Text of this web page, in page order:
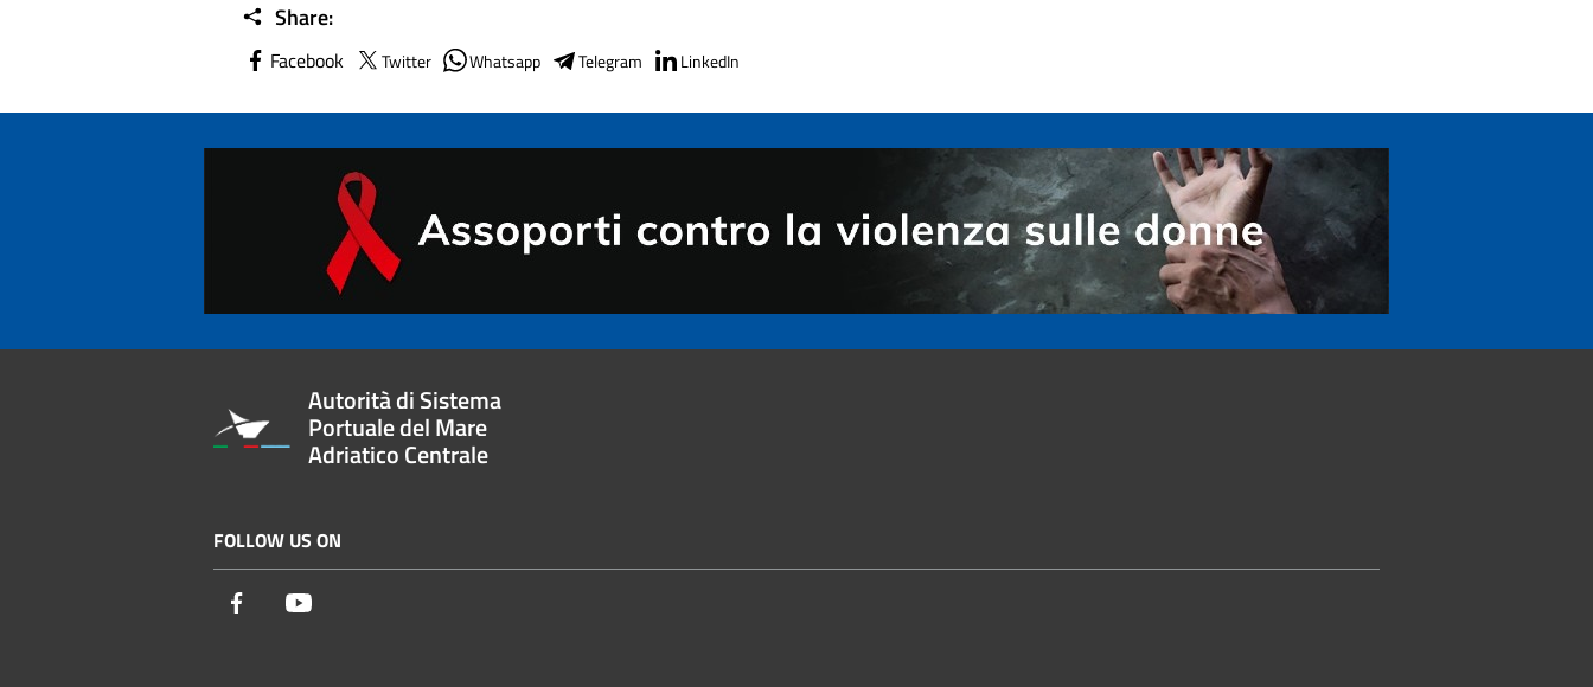
Share:
Facebook Twitter Whatsapp Telegram LinkedIn
Autorità di Sistema
Portuale del Mare
Adriatico Centrale
FOLLOW US ON
Facebook